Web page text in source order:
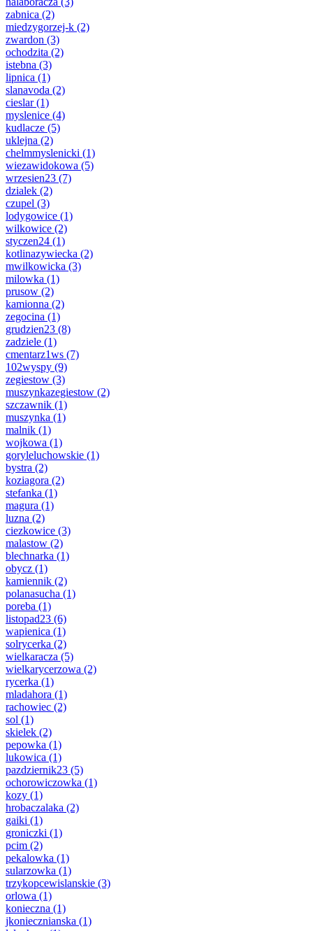
zabnica (2)
miedzygorzej-k (2)
zwardon (3)
ochodzita (2)
istebna (3)
lipnica (1)
slanavoda (2)
cieslar(1)
myslenice (4)
kudlacze (5)
uklejna (2)
chelmmyslenicki (1)
wiezawidokowa (5)
wrzesien23 (7)
dzialek (2)
czupel (3)
lodygowice (1)
wilkowice (2)
styczen24 (1)
kotlinazywiecka (2)
mwilkowicka (3)
milowka (1)
prusow (2)
kamionna (2)
zegocina (1)
grudzien23 (8)
zadziele (1)
cmentarz1ws (7)
102wyspy (9)
zegiestow (3)
muszynkazegiestow (2)
szczawnik (1)
muszynka (1)
malnik (1)
wojkowa (1)
goryleluchowskie (1)
bystra (2)
koziagora (2)
stefanka (1)
magura (1)
luzna (2)
ciezkowice (3)
malastow (2)
blechnarka (1)
obycz (1)
kamiennik (2)
polanasucha (1)
poreba (1)
listopad23 (6)
wapienica (1)
solrycerka (2)
wielkaracza (5)
wielkarycerzowa (2)
rycerka (1)
mladahora (1)
rachowiec (2)
sol (1)
skielek (2)
pepowka (1)
lukowica (1)
pazdziernik23 (5)
ochorowiczowka (1)
kozy (1)
hrobaczalaka (2)
gaiki (1)
groniczki (1)
pcim (2)
pekalowka (1)
sularzowka (1)
trzykopcewislanskie (3)
orlowa (1)
konieczna (1)
jkoniecznianska (1)